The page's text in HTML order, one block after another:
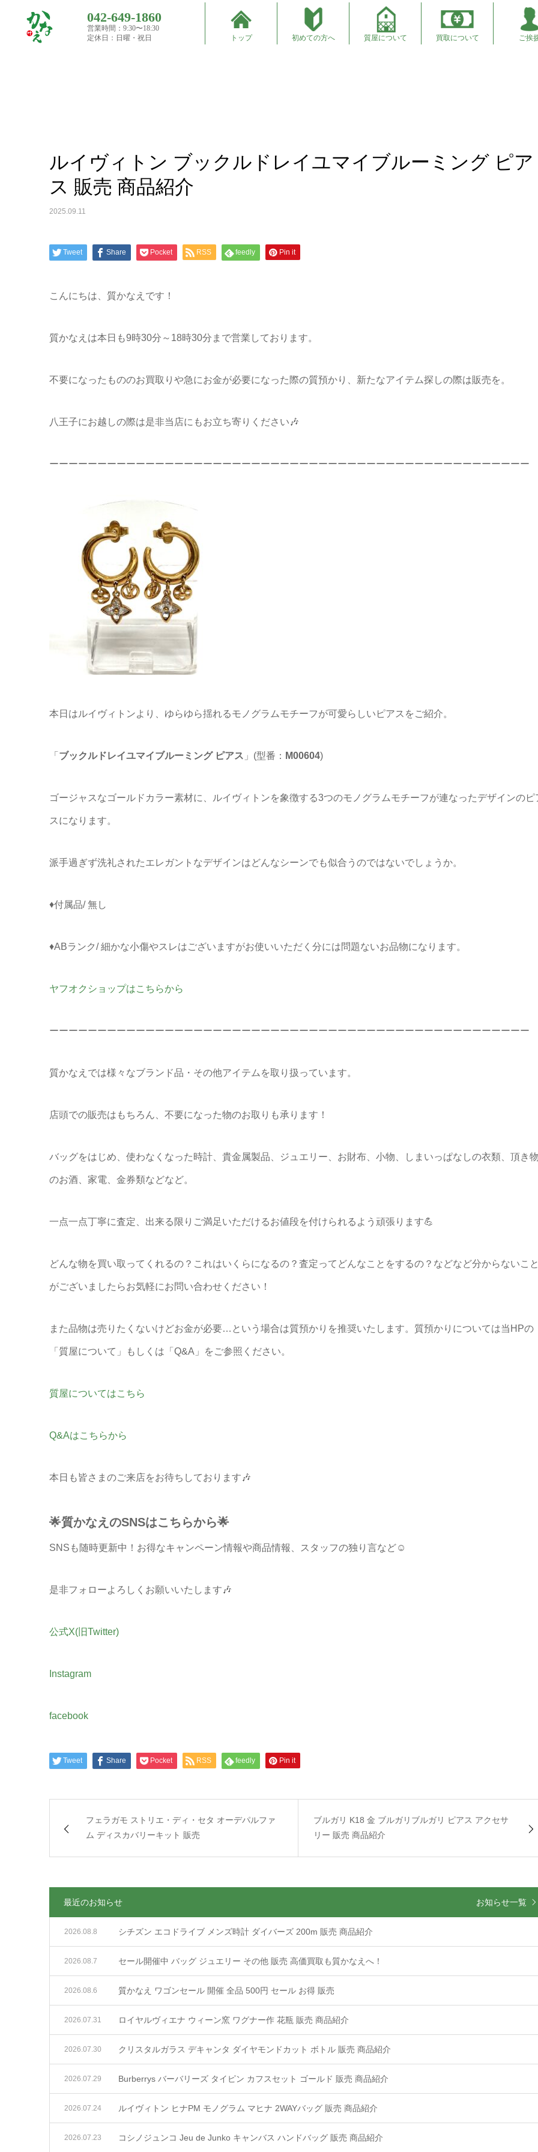
042-649-1860
営業時間：9:30〜18:30
定休日：日曜・祝日
トップ 初めての方へ 質屋について 買取について ご挨
Top
ルイヴィトン ブックルドレイユマイブルーミング ピア
ス 販売 商品紹介
2025.09.11
Tweet Share Pocket RSS feedly Pin it
こんにちは、質かなえです！
質かなえは本日も9時30分～18時30分まで営業しております。
不要になったもののお買取りや急にお金が必要になった際の質預かり、新たなアイテム探しの際は販売を。
八王子にお越しの際は是非当店にもお立ち寄りください🎶
ーーーーーーーーーーーーーーーーーーーーーーーーーーーーーーーーーーーーーーーーーーーーーーーーーー
本日はルイヴィトンより、ゆらゆら揺れるモノグラムモチーフが可愛らしいピアスをご紹介。
「 ブックルドレイユマイブルーミング ピアス 」(型番： M00604)
ゴージャスなゴールドカラー素材に、ルイヴィトンを象徴する3つのモノグラムモチーフが連なったデザインのピ
スになります。
派手過ぎず洗礼されたエレガントなデザインはどんなシーンでも似合うのではないでしょうか。
♦付属品/ 無し
♦ABランク/ 細かな小傷やスレはございますがお使いいただく分には問題ないお品物になります。
ヤフオクショップはこちらから
ーーーーーーーーーーーーーーーーーーーーーーーーーーーーーーーーーーーーーーーーーーーーーーーーーー
質かなえでは様々なブランド品・その他アイテムを取り扱っています。
店頭での販売はもちろん、不要になった物のお取りも承ります！
バッグをはじめ、使わなくなった時計、貴金属製品、ジュエリー、お財布、小物、しまいっぱなしの衣類、頂き
のお酒、家電、金券類などなど。
一点一点丁寧に査定、出来る限りご満足いただけるお値段を付けられるよう頑張ります💪
どんな物を買い取ってくれるの？これはいくらになるの？査定ってどんなことをするの？などなど分からないこ
がございましたらお気軽にお問い合わせください！
また品物は売りたくないけどお金が必要…という場合は質預かりを推奨いたします。質預かりについては当HPの
「質屋について」もしくは「Q&A」をご参照ください。
質屋についてはこちら
Q&Aはこちらから
本日も皆さまのご来店をお待ちしております🎶
🌟質かなえのSNSはこちらから🌟
SNSも随時更新中！お得なキャンペーン情報や商品情報、スタッフの独り言など☺
是非フォローよろしくお願いいたします🎶
公式X(旧Twitter)
Instagram
facebook
Tweet Share Pocket RSS feedly Pin it
フェラガモ ストリエ・ディ・セタ オーデパルファ
ム ディスカバリーキット 販売
ブルガリ K18 金 ブルガリブルガリ ピアス アクセサ
リー 販売 商品紹介
最近のお知らせ お知らせ一覧
シチズン エコドライブ メンズ時計 ダイバーズ 200m 販売 商品紹介
2026.08.8
セール開催中 バッグ ジュエリー その他 販売 高価買取も質かなえへ！
2026.08.7
質かなえ ワゴンセール 開催 全品 500円 セール お得 販売
2026.08.6
ロイヤルヴィエナ ウィーン窯 ワグナー作 花瓶 販売 商品紹介
2026.07.31
クリスタルガラス デキャンタ ダイヤモンドカット ボトル 販売 商品紹介
2026.07.30
Burberrys バーバリーズ タイピン カフスセット ゴールド 販売 商品紹介
2026.07.29
ルイヴィトン ヒナPM モノグラム マヒナ 2WAYバッグ 販売 商品紹介
2026.07.24
コシノジュンコ Jeu de Junko キャンバス ハンドバッグ 販売 商品紹介
2026.07.23